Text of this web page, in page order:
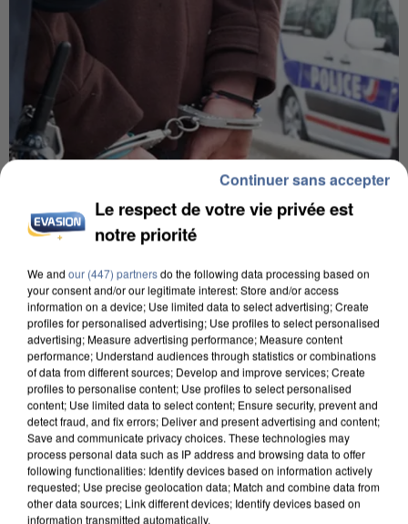
L’UN DES FONDATEURS SUPPOSÉS DE LA DZ
MAFIA INTERPELLÉ EN ALGÉRIE
Le respect de votre vie privée est
notre priorité
We and our (447) partnersdo the following data processing based on
your consent and/or our legitimate interest: Store and/or access
information on a device; Use limited data to select advertising; Create
profiles for personalised advertising; Use profiles to select personalised
advertising; Measure advertising performance; Measure content
performance; Understand audiences through statistics or combinations
of data from different sources; Develop and improve services; Create
profiles to personalise content; Use profiles to select personalised
content; Use limited data to select content; Ensure security, prevent and
detect fraud, and fix errors; Deliver and present advertising and content;
Save and communicate privacy choices. These technologies may
process personal data such as IP address and browsing data to offer
following functionalities: Identify devices based on information actively
requested; Use precise geolocation data; Match and combine data from
other data sources; Link different devices; Identify devices based on
information transmitted automatically.
Continuer sans accepter